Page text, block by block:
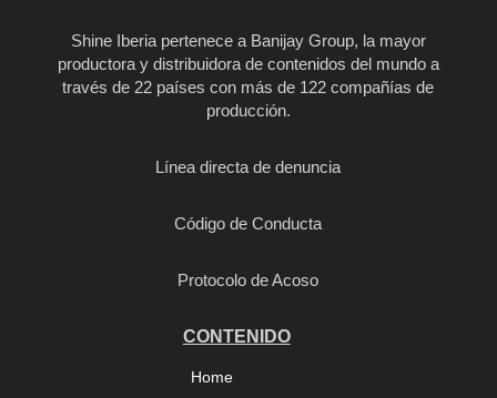
Shine Iberia pertenece a Banijay Group, la mayor
productora y distribuidora de contenidos del mundo a
través de 22 países con más de 122 compañías de
producción.
Línea directa de denuncia
Código de Conducta
Protocolo de Acoso
CONTENIDO
Home